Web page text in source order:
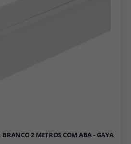
2 METROS COM ABA - GAYA